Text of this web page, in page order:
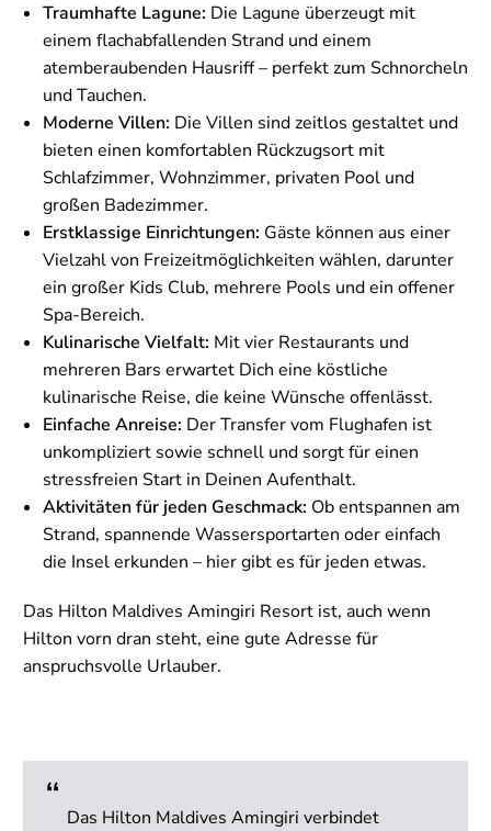
Traumhafte Lagune: Die Lagune überzeugt mit
einem flachabfallenden Strand und einem
atemberaubenden Hausriff – perfekt zum Schnorcheln
und Tauchen.
Moderne Villen: Die Villen sind zeitlos gestaltet und
bieten einen komfortablen Rückzugsort mit
Schlafzimmer, Wohnzimmer, privaten Pool und
großen Badezimmer.
Erstklassige Einrichtungen: Gäste können aus einer
Vielzahl von Freizeitmöglichkeiten wählen, darunter
ein großer Kids Club, mehrere Pools und ein offener
Spa-Bereich.
Kulinarische Vielfalt: Mit vier Restaurants und
mehreren Bars erwartet Dich eine köstliche
kulinarische Reise, die keine Wünsche offenlässt.
Einfache Anreise: Der Transfer vom Flughafen ist
unkompliziert sowie schnell und sorgt für einen
stressfreien Start in Deinen Aufenthalt.
Aktivitäten für jeden Geschmack: Ob entspannen am
Strand, spannende Wassersportarten oder einfach
die Insel erkunden – hier gibt es für jeden etwas.
Das Hilton Maldives Amingiri Resort ist, auch wenn
Hilton vorn dran steht, eine gute Adresse für
anspruchsvolle Urlauber.
Das Hilton Maldives Amingiri verbindet